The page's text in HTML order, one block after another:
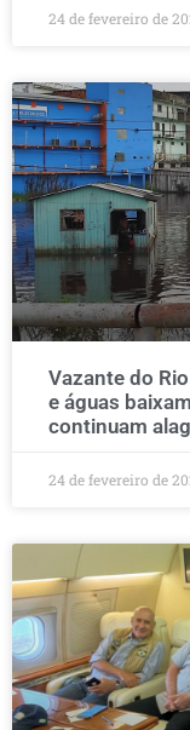
24 de fevereiro de
Vazante do
e águas
continuam
24 de fevereiro de